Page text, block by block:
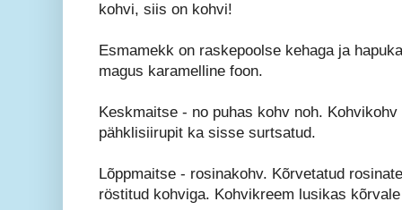
kohvi, siis on kohvi!
Esmamekk on raskepoolse kehaga ja
magus karamelline foon.
Keskmaitse - no puhas kohv noh.
pähklisiirupit ka sisse surtsatud.
Lõppmaitse - rosinakohv. Kõrvetatud
röstitud kohviga. Kohvikreem lusikas